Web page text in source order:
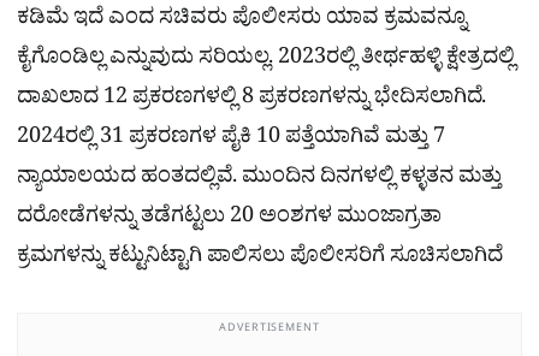
ಕಡಿಮೆ ಇದೆ ಎಂದ ಸಚಿವರು ಪೊಲೀಸರು ಯಾವ ಕ್ರಮವನ್ನೂ
ಕೈಗೊಂಡಿಲ್ಲ ಎನ್ನುವುದು ಸರಿಯಲ್ಲ. 2023ರಲ್ಲಿ ತೀರ್ಥಹಳ್ಳಿ ಕ್ಷೇತ್ರದಲ್ಲಿ
ದಾಖಲಾದ 12 ಪ್ರಕರಣಗಳಲ್ಲಿ 8 ಪ್ರಕರಣಗಳನ್ನು ಭೇದಿಸಲಾಗಿದೆ.
2024ರಲ್ಲಿ 31 ಪ್ರಕರಣಗಳ ಪೈಕಿ 10 ಪತ್ತೆಯಾಗಿವೆ ಮತ್ತು 7
ನ್ಯಾಯಾಲಯದ ಹಂತದಲ್ಲಿವೆ. ಮುಂದಿನ ದಿನಗಳಲ್ಲಿ ಕಳ್ಳತನ ಮತ್ತು
ದರೋಡೆಗಳನ್ನು ತಡೆಗಟ್ಟಲು 20 ಅಂಶಗಳ ಮುಂಜಾಗ್ರತಾ
ಕ್ರಮಗಳನ್ನು ಕಟ್ಟುನಿಟ್ಟಾಗಿ ಪಾಲಿಸಲು ಪೊಲೀಸರಿಗೆ ಸೂಚಿಸಲಾಗಿದೆ
ADVERTISEMENT